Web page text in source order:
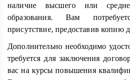
наличие высшего или
образования. Вам
присутствие, предоставив копию
Дополнительно необходимо
требуется для заключения
вас на курсы повышения